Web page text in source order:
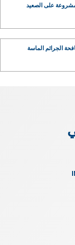
مشروعة على الصعيد
الجرائم الماسة